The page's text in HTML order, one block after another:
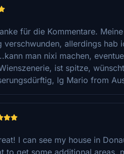
für die Kommentare.
verschwunden, allerdings
man nixi machen,
ist spitze,
lg Mario from
I can see my house in
to get some additional areas,